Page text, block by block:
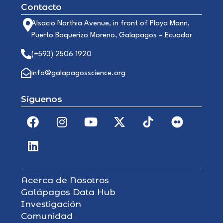
Contacto
Alsacio Northia Avenue, in front of Playa Mann,
Puerto Baquerizo Moreno, Galapagos – Ecuador
(+593) 2506 1920
info@galapagosscience.org
Síguenos
Acerca de Nosotros
Galápagos Data Hub
Investigación
Comunidad